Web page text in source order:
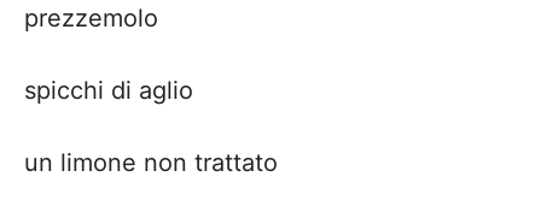
prezzemolo
spicchi di aglio
un limone non trattato